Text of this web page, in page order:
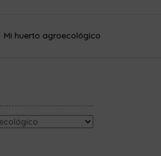
Mi huerto agroecológico